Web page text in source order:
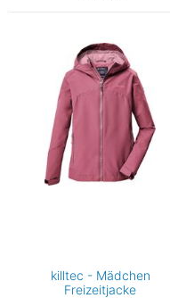
killtec - Mädchen
Freizeitjacke